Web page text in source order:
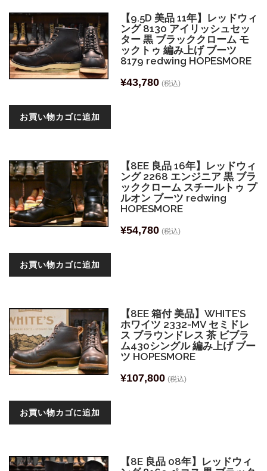
【9.5D 美品 11年】レッドウィ
ング 8130 アイリッシュセッ
ター 黒 ブラッククローム モ
ックトゥ 編み上げ ブーツ
8179 redwing HOPESMORE
¥43,780 (税込)
お買い物カゴに追加
【8EE 良品 16年】レッドウィ
ング 2268 エンジニア 黒 ブラ
ッククローム スチールトゥ プ
ルオン ブーツ redwing
HOPESMORE
¥54,780 (税込)
お買い物カゴに追加
【8EE 箱付 美品】WHITE’S
ホワイツ 2332-MV セミドレ
ス ブラウンドレス 茶 ビブラ
ム430シングル 編み上げ ブー
ツ HOPESMORE
¥107,800 (税込)
お買い物カゴに追加
【8E 良品 08年】レッドウィ